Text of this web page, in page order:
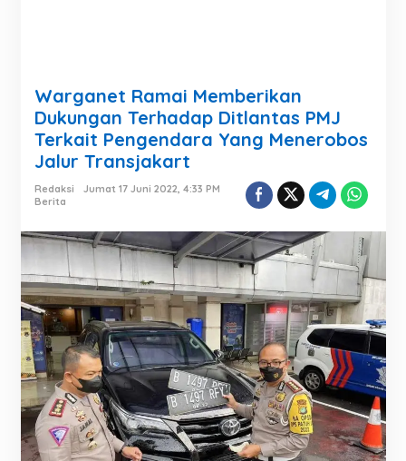
Warganet Ramai Memberikan
Dukungan Terhadap Ditlantas PMJ
Terkait Pengendara Yang Menerobos
Jalur Transjakart
Redaksi
Jumat 17 Juni 2022, 4:33 PM
Berita